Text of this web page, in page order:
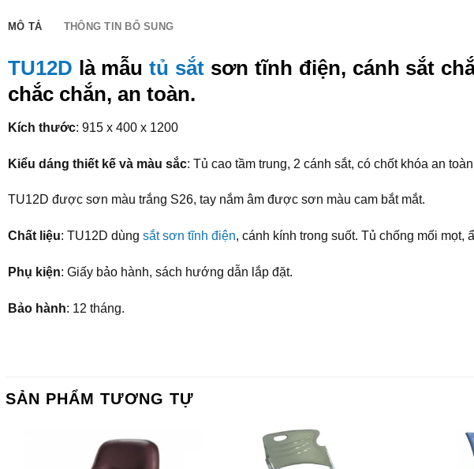
MÔ TẢ THÔNG TIN BỔ SUNG
TU12D là mẫutủ sắt sơn tĩnh điện, cánh sắt
chắc chắn, an toàn.
Kích thước: 915 x 400 x 1200
Kiểu dáng thiết kế và màu sắc: Tủ cao tầm trung, 2 cánh sắt, có chốt khóa an
TU12D được sơn màu trắng S26, tay nắm âm được sơn màu cam bắt mắt.
Chất liệu: TU12D dùng sắt sơn tĩnh điện, cánh kính trong suốt. Tủ chống mối mọt,
Phụ kiện: Giấy bảo hành, sách hướng dẫn lắp đặt.
Bảo hành: 12 tháng.
SẢN PHẨM TƯƠNG TỰ